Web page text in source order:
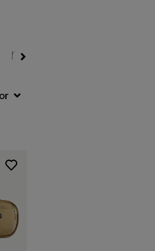
Bolsos y Mochilas Técnicas